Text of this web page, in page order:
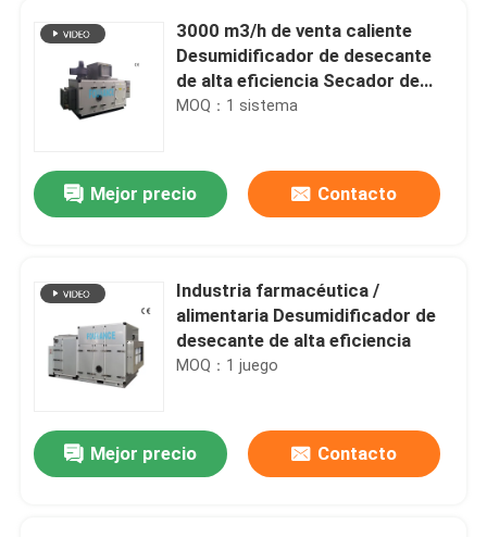
3000 m3/h de venta caliente
Desumidificador de desecante
de alta eficiencia Secador de
aire industrial
MOQ：1 sistema
Mejor precio Contacto
Industria farmacéutica /
alimentaria Desumidificador de
desecante de alta eficiencia
MOQ：1 juego
Mejor precio Contacto